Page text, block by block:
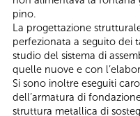
pino.
La progettazione
perfezionata a seguito dei
studio del sistema di
quelle nuove e con
Si sono inoltre eseguiti
dell’armatura di
struttura metallica di